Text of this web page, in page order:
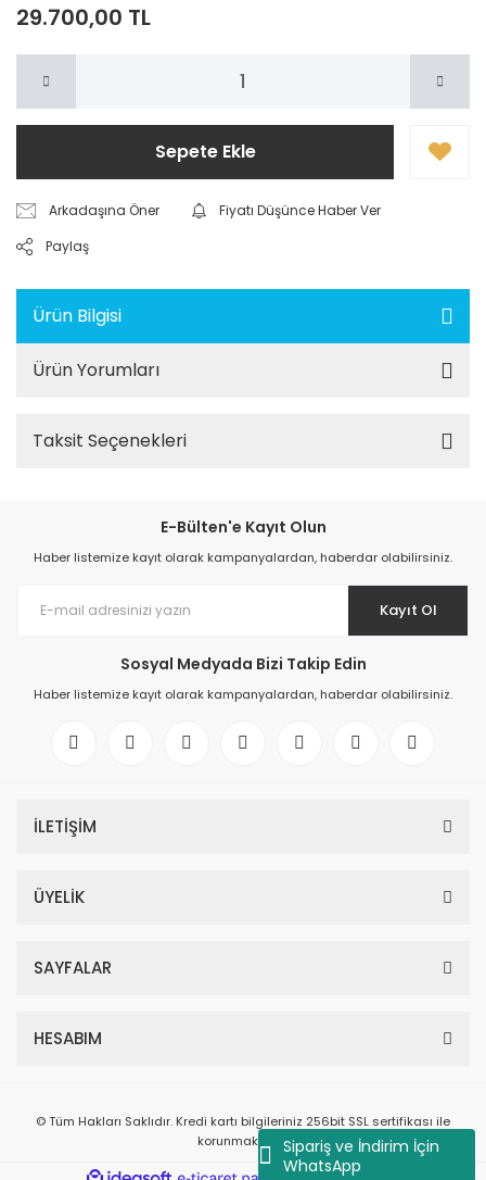
Sipariş ve İndirim İçin
WhatsApp
29.700,00 TL
Sepete Ekle
Arkadaşına Öner
Fiyatı Düşünce Haber Ver
Paylaş
Ürün Bilgisi
Ürün Yorumları
Taksit Seçenekleri
E-Bülten'e Kayıt Olun
Haber listemize kayıt olarak kampanyalardan, haberdar olabilirsiniz.
Kayıt Ol
Sosyal Medyada Bizi Takip Edin
Haber listemize kayıt olarak kampanyalardan, haberdar olabilirsiniz.
İLETİŞİM
ÜYELİK
SAYFALAR
HESABIM
© Tüm Hakları Saklıdır. Kredi kartı bilgileriniz 256bit SSL sertifikası ile
korunmaktadır.